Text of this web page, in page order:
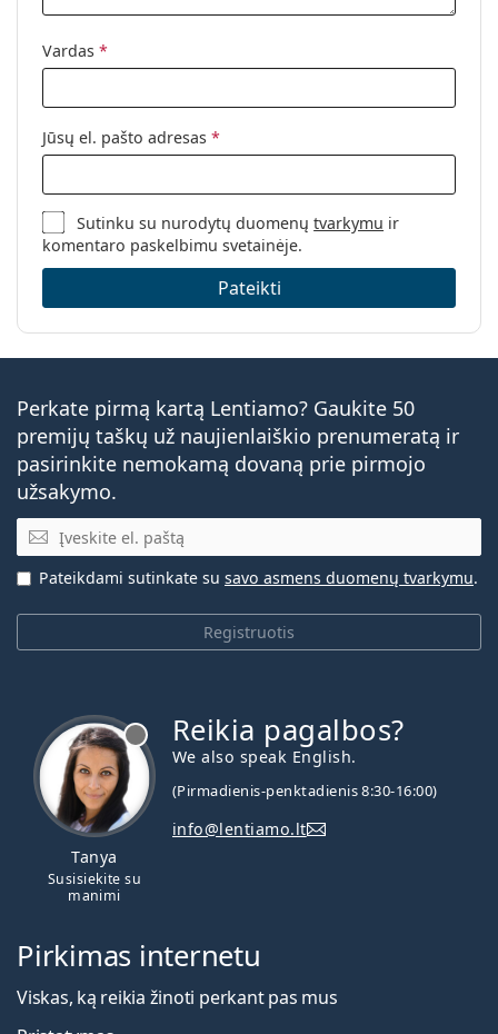
Vardas *
Jūsų el. pašto adresas *
Sutinku su nurodytų duomenųtvarkymu ir
komentaro paskelbimu svetainėje.
Pateikti
Perkate pirmą kartą Lentiamo? Gaukite 50
premijų taškų už naujienlaiškio prenumeratą ir
pasirinkite nemokamą dovaną prie pirmojo
užsakymo.
El. pašto adresas
Registruotis
Pateikdami sutinkate su savo asmens duomenų tvarkymu.
Tanya
Susisiekite su
manimi
Reikia pagalbos?
We also speak English.
(Pirmadienis-penktadienis 8:30-16:00)
info@lentiamo.lt
Pirkimas internetu
Viskas, ką reikia žinoti perkant pas mus